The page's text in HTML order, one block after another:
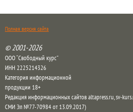
Полная версия сайта
© 2001-2026
ООО “Свободный курс”
ИНН 2225214326
Категория информационной
продукции 18+
Редакция информационных сайтов altapress.ru, sv-
СМИ Эл №77-70984 от 13.09.2017)